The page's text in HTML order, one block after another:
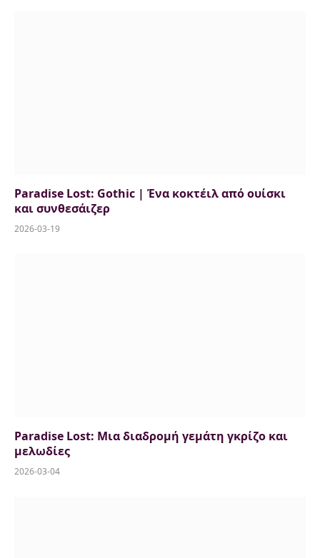
Paradise Lost: Gothic | Ένα κοκτέιλ από ουίσκι
και συνθεσάιζερ
2026-03-19
Paradise Lost: Μια διαδρομή γεμάτη γκρίζο και
μελωδίες
2026-03-04